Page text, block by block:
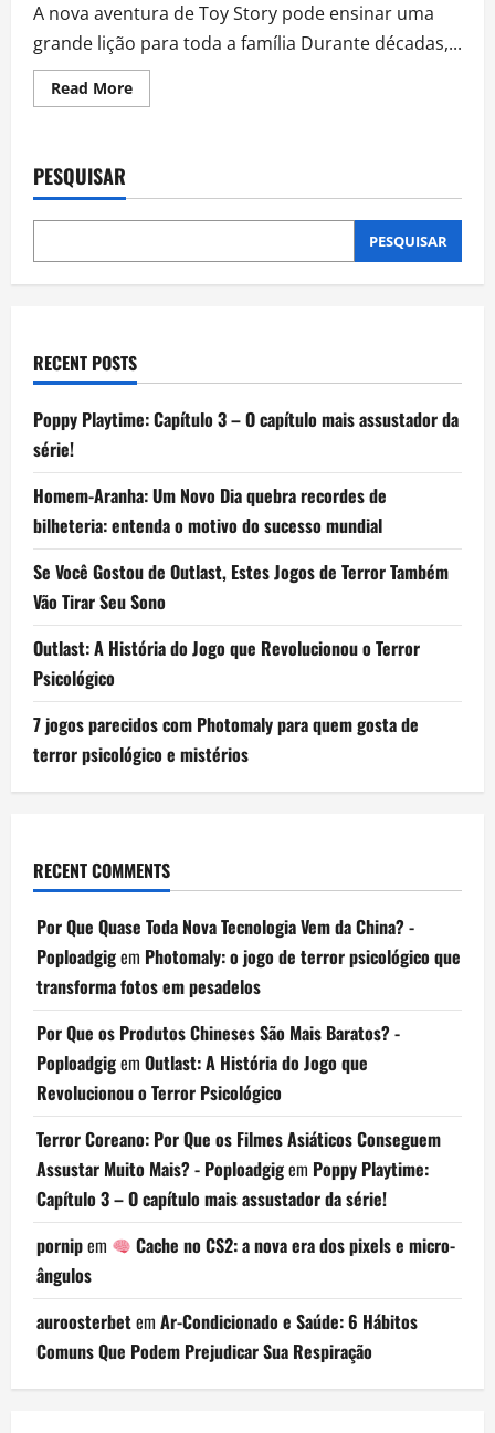
A nova aventura de Toy Story pode ensinar uma
grande lição para toda a família Durante décadas,...
Read MoreRead
more
trazer
dos
mais
da
e
redes
sociais
PESQUISAR
PESQUISAR
RECENT POSTS
Poppy Playtime: Capítulo 3 – O capítulo mais assustador da
série!
Homem-Aranha: Um Novo Dia quebra recordes de
bilheteria: entenda o motivo do sucesso mundial
Se Você Gostou de Outlast, Estes Jogos de Terror Também
Vão Tirar Seu Sono
Outlast: A História do Jogo que Revolucionou o Terror
Psicológico
7 jogos parecidos com Photomaly para quem gosta de
terror psicológico e mistérios
RECENT COMMENTS
Por Que Quase Toda Nova Tecnologia Vem da China? -
Poploadgigem Photomaly: o jogo de terror psicológico que
transforma fotos em pesadelos
Por Que os Produtos Chineses São Mais Baratos? -
Poploadgigem Outlast: A História do Jogo que
Revolucionou o Terror Psicológico
Terror Coreano: Por Que os Filmes Asiáticos Conseguem
Assustar Muito Mais? - Poploadgigem Poppy Playtime:
Capítulo 3 – O capítulo mais assustador da série!
pornipem
Cache no CS2: a nova era dos pixels e micro-
ângulos
auroosterbetem Ar-Condicionado e Saúde: 6 Hábitos
Comuns Que Podem Prejudicar Sua Respiração